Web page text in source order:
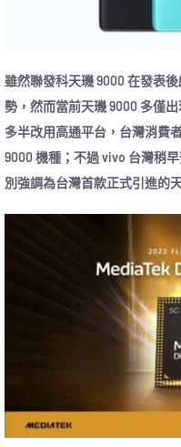
雖然聯發科天璣 9000 在發表
勢，然而當前天璣 9000 多僅
多半改用高通平台，台灣消費
9000 機種；不過 vivo 台灣稍
別強調為台灣首款正式引進的